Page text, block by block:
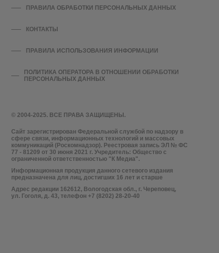
© 2004-2025. ВСЕ ПРАВА ЗАЩИЩЕНЫ.
Сайт зарегистрирован Федеральной службой по надзору в
сфере связи, информационных технологий и массовых
коммуникаций (Роскомнадзор). Реестровая запись ЭЛ № ФС
77 - 81209 от 30 июня 2021 г. Учредитель: Общество с
ограниченной ответственностью "К Медиа".
Информационная продукция данного сетевого издания
предназначена для лиц, достигших 16 лет и старше
Адрес редакции 162612, Вологодская обл., г. Череповец,
ул. Гоголя, д. 43, телефон +7 (8202) 28-20-40
ПРАВИЛА ОБРАБОТКИ ПЕРСОНАЛЬНЫХ ДАННЫХ
КОНТАКТЫ
ПРАВИЛА ИСПОЛЬЗОВАНИЯ ИНФОРМАЦИИ
ПОЛИТИКА ОПЕРАТОРА В ОТНОШЕНИИ ОБРАБОТКИ
ПЕРСОНАЛЬНЫХ ДАННЫХ